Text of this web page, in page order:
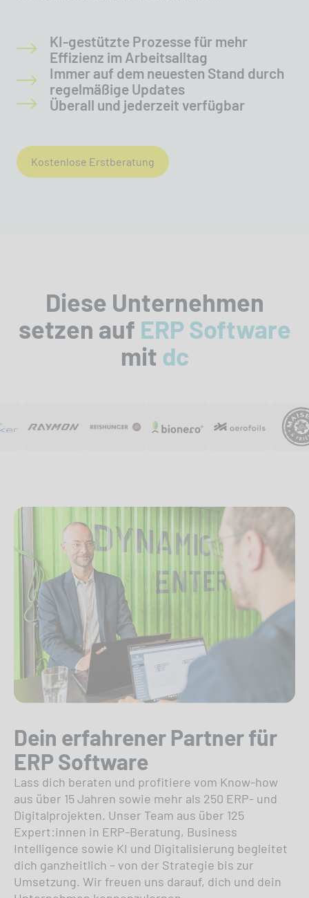
KI-gestützte Prozesse für mehr
Effizienz im Arbeitsalltag
Immer auf dem neuesten Stand durch
regelmäßige Updates
Überall und jederzeit verfügbar
Kostenlose Erstberatung
Diese Unternehmen
setzen auf ERP Software
mit dc
Dein erfahrener Partner für
ERP Software
Lass dich beraten und profitiere vom Know-how
aus über 15 Jahren sowie mehr als 250 ERP- und
Digitalprojekten. Unser Team aus über 125
Expert:innen in ERP-Beratung, Business
Intelligence sowie KI und Digitalisierung begleitet
dich ganzheitlich – von der Strategie bis zur
Umsetzung. Wir freuen uns darauf, dich und dein